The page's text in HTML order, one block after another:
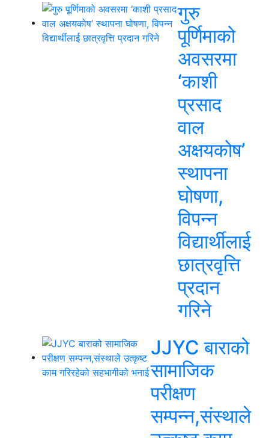
गुरु
पूर्णिमाको
अवसरमा
‘काशी
प्रसाद
वाल
अक्षयकोष’
स्थापना
घोषणा,
विपन्न
विद्यार्थीलाई
छात्रवृत्ति
प्रदान
गरिने
JJYC बाराको
सामाजिक
परीक्षण
सम्पन्न,संस्थाले